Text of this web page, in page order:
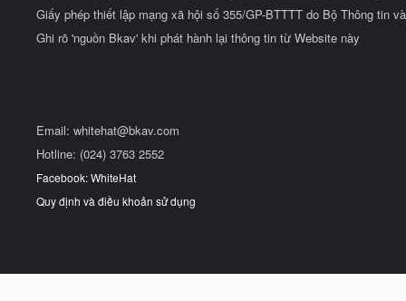
Giấy phép thiết lập mạng xã hội số 355/GP-BTTTT do Bộ Thông tin
Ghi rõ 'nguồn Bkav' khi phát hành lại thông tin từ Website này
Email: whitehat@bkav.com
Hotline: (024) 3763 2552
Facebook: WhiteHat
Quy định và điều khoản sử dụng